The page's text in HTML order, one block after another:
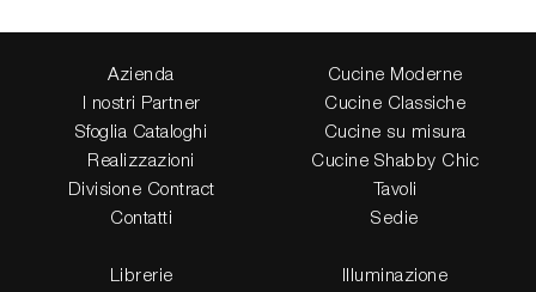
Azienda
I nostri Partner
Sfoglia Cataloghi
Realizzazioni
Divisione Contract
Contatti
Cucine Moderne
Cucine Classiche
Cucine su misura
Cucine Shabby Chic
Tavoli
Sedie
Librerie
Illuminazione